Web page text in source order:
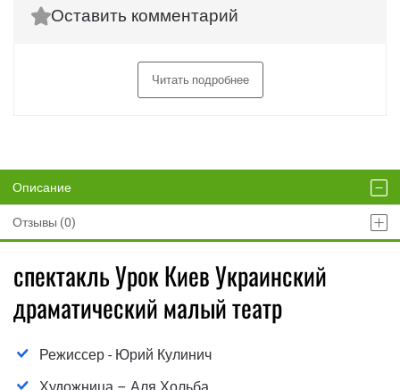
Оставить комментарий
Читать подробнее
Описание
Отзывы (0)
спектакль Урок Киев Украинский
драматический малый театр
Режиссер - Юрий Кулинич
Художница – Аля Хольба